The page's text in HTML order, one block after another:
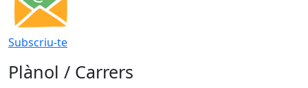
Subscriu-te
Plànol / Carrers